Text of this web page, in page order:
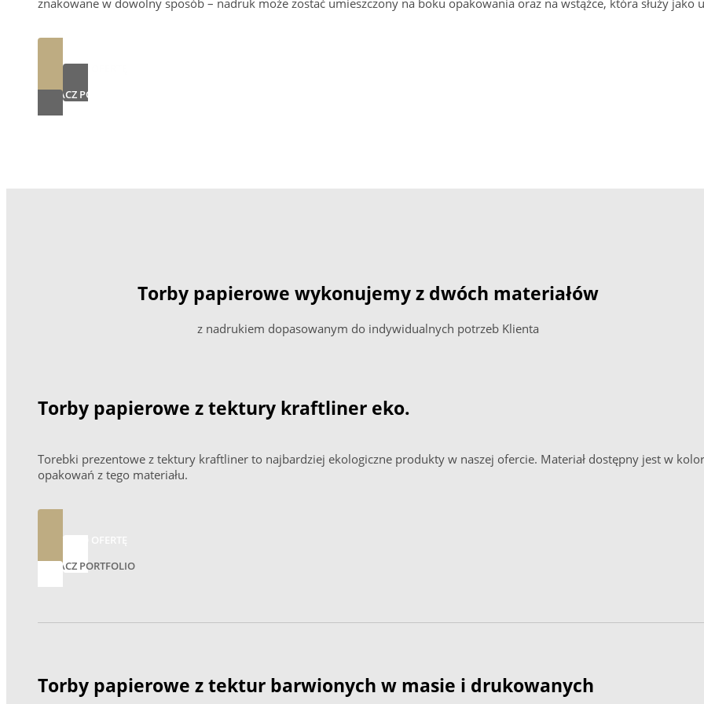
znakowane w dowolny sposób – nadruk może zostać umieszczony na boku opakowania oraz na wstążce, która służy jako
ZAPYTAJ O OFERTĘ
ZOBACZ PORTFOLIO
Torby papierowe wykonujemy z dwóch materiałów
z nadrukiem dopasowanym do indywidualnych potrzeb Klienta
Torby papierowe z tektury kraftliner eko.
Torebki prezentowe z tektury kraftliner to najbardziej ekologiczne produkty w naszej ofercie. Materiał dostępny jest w
opakowań z tego materiału.
ZOBACZ PORTFOLIO
Torby papierowe z tektur barwionych w masie i drukowanych